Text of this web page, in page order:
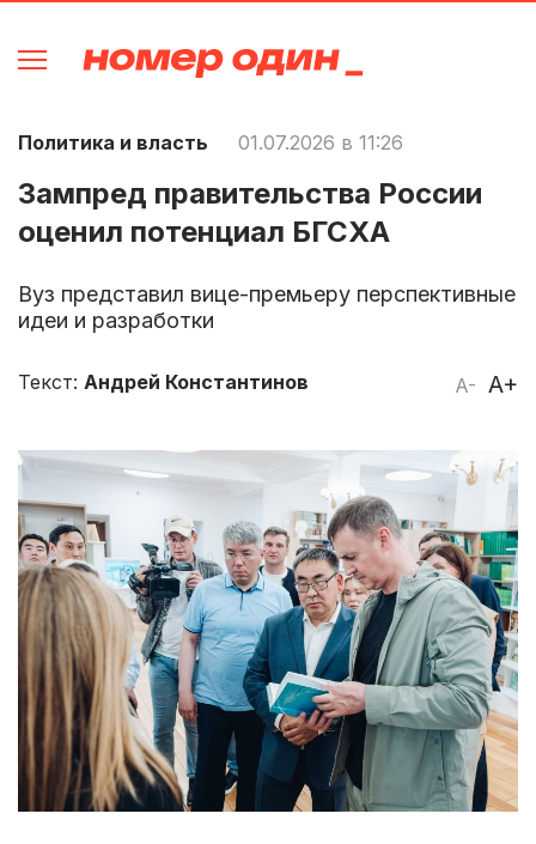
Политика и власть 01.07.2026 в 11:26
Зампред правительства России
оценил потенциал БГСХА
Вуз представил вице-премьеру перспективные
идеи и разработки
A- A+
Текст: Андрей Константинов